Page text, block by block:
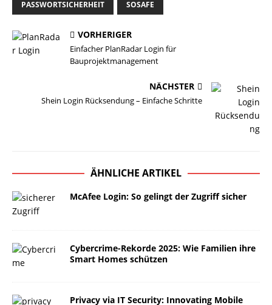
PASSWORTSICHERHEIT SOSAFE
VORHERIGER
Einfacher PlanRadar Login für
Bauprojektmanagement
NÄCHSTER
Shein Login Rücksendung – Einfache Schritte
ÄHNLICHE ARTIKEL
McAfee Login: So gelingt der Zugriff sicher
Cybercrime-Rekorde 2025: Wie Familien ihre
Smart Homes schützen
Privacy via IT Security: Innovating Mobile